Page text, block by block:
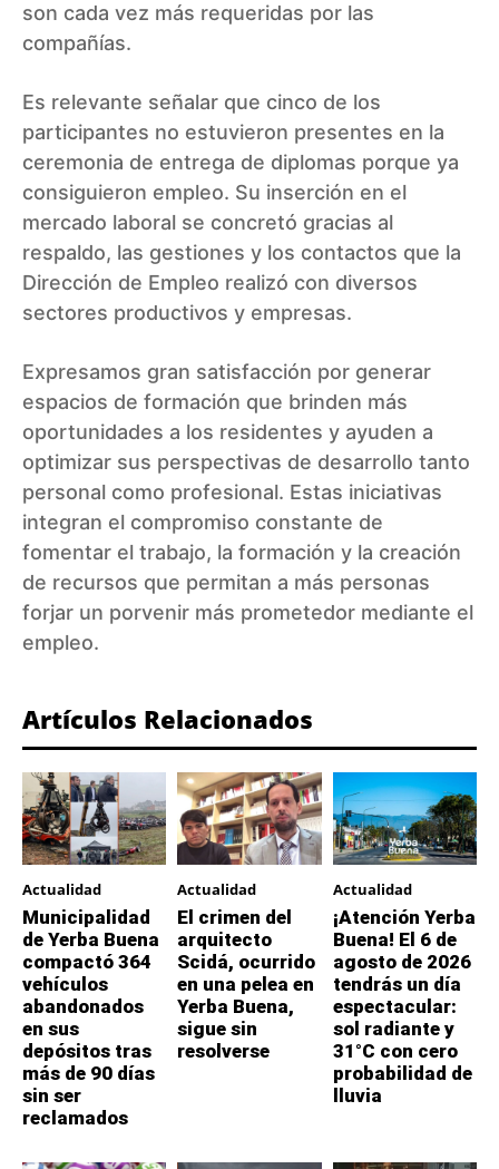
son cada vez más requeridas por las
compañías.
Es relevante señalar que cinco de los
participantes no estuvieron presentes en la
ceremonia de entrega de diplomas porque ya
consiguieron empleo. Su inserción en el
mercado laboral se concretó gracias al
respaldo, las gestiones y los contactos que la
Dirección de Empleo realizó con diversos
sectores productivos y empresas.
Expresamos gran satisfacción por generar
espacios de formación que brinden más
oportunidades a los residentes y ayuden a
optimizar sus perspectivas de desarrollo tanto
personal como profesional. Estas iniciativas
integran el compromiso constante de
fomentar el trabajo, la formación y la creación
de recursos que permitan a más personas
forjar un porvenir más prometedor mediante el
empleo.
Artículos Relacionados
Actualidad
Municipalidad
de Yerba Buena
compactó 364
vehículos
abandonados
en sus
depósitos tras
más de 90 días
sin ser
reclamados
Actualidad
El crimen del
arquitecto
Scidá, ocurrido
en una pelea en
Yerba Buena,
sigue sin
resolverse
Actualidad
¡Atención Yerba
Buena! El 6 de
agosto de 2026
tendrás un día
espectacular:
sol radiante y
31°C con cero
probabilidad de
lluvia